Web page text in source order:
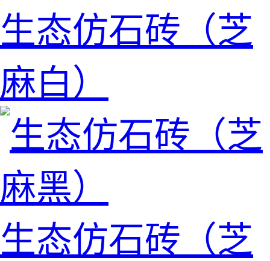
生态仿石砖（芝
麻白）
生态仿石砖（芝